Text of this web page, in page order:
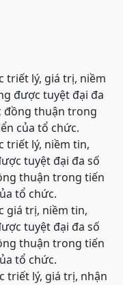
triết lý, giá trị, niềm
được tuyệt đại đa
đồng thuận trong
của tổ chức.
triết lý, niềm tin,
tuyệt đại đa số
thuận trong tiến
tổ chức.
giá trị, niềm tin,
tuyệt đại đa số
thuận trong tiến
tổ chức.
triết lý, giá trị, nhận